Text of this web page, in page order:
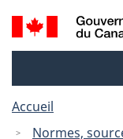
Recherche
et
Accueil
Normes,